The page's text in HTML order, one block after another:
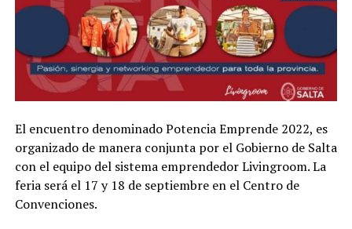
El encuentro denominado Potencia Emprende 2022, es
organizado de manera conjunta por el Gobierno de Salta
con el equipo del sistema emprendedor Livingroom. La
feria será el 17 y 18 de septiembre en el Centro de
Convenciones.